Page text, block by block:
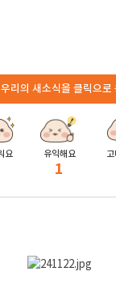
리의 새소식을 클릭으로
요 유익해요
1